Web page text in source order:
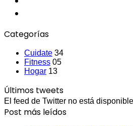
Categorías
Cuidate 34
Fitness 05
Hogar 13
Últimos tweets
El feed de Twitter no está
Post más leídos